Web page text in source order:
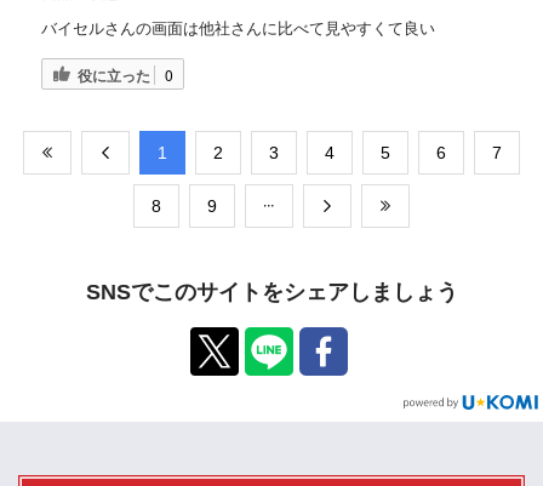
バイセルさんの画面は他社さんに比べて見やすくて良い
役に立った 0
​1 ​2 ​3 ​4 ​5 ​6 ​7
​8 ​9
SNSでこのサイトをシェアしましょう